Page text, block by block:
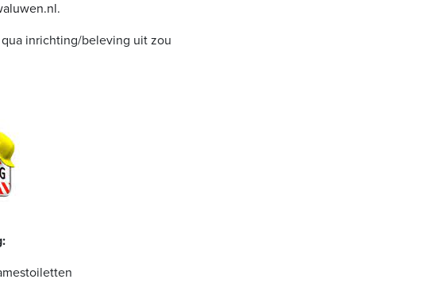
.
inrichting/beleving uit zou